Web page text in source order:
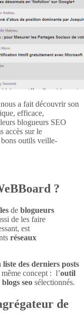
a fait découvrir son
efficace,
blogueurs SEO
accès sur le
outils veille-
?
de blogueurs
de les faire
est
réseaux
liste des derniers posts
concept : l’outil
blogs seo sélectionnés.
de